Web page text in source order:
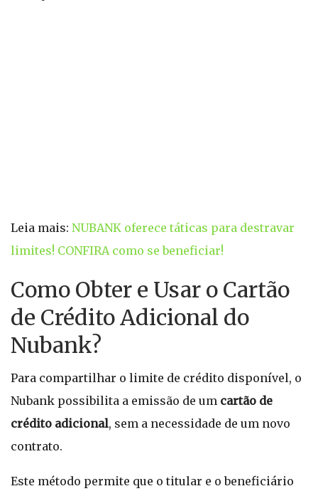
Leia mais: NUBANK oferece táticas para destravar
limites! CONFIRA como se beneficiar!
Como Obter e Usar o Cartão
de Crédito Adicional do
Nubank?
Para compartilhar o limite de crédito disponível, o
Nubank possibilita a emissão de um cartão de
crédito adicional, sem a necessidade de um novo
contrato.
Este método permite que o titular e o beneficiário